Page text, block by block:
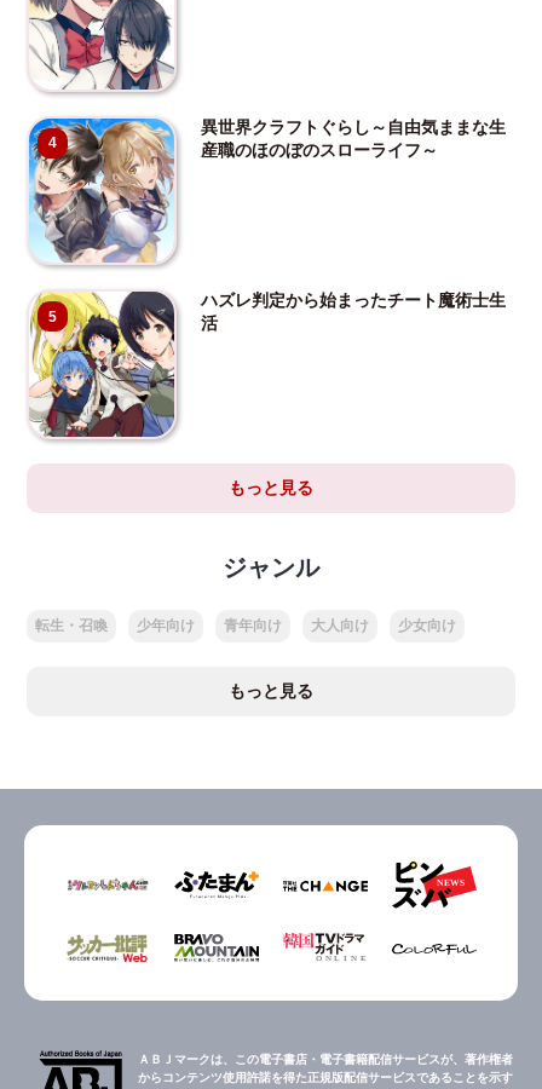
4
異世界クラフトぐらし～自由気ままな生
産職のほのぼのスローライフ～
5
ハズレ判定から始まったチート魔術士生
活
もっと見る
ジャンル
転生・召喚 少年向け 青年向け 大人向け 少女向け
もっと見る
ＡＢＪマークは、この電子書店・電子書籍配信サービスが、著作権者
からコンテンツ使用許諾を得た正規版配信サービスであることを示す